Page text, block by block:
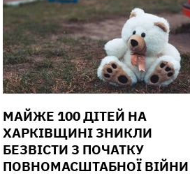
МАЙЖЕ 100 ДІТЕЙ НА
ХАРКІВЩИНІ ЗНИКЛИ
БЕЗВІСТИ З ПОЧАТКУ
ПОВНОМАСШТАБНОЇ ВІЙНИ